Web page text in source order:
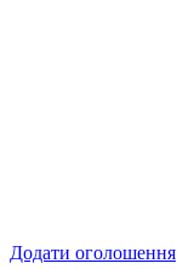
Додати оголошення